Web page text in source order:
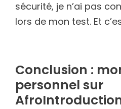
sécurité, je n’ai pas
lors de mon test. Et
Conclusion :
personnel sur